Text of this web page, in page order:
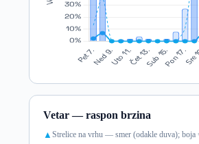
Vetar — raspon brzina
▲ Strelice na vrhu — smer (odakle duva); boja